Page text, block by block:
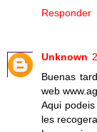
Responder
Unknown
Buenas
web
Aqui
les recogera.